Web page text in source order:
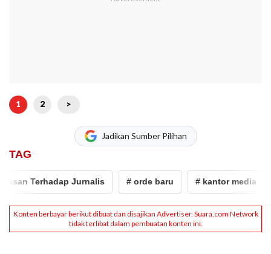
1 2 >
Jadikan Sumber Pilihan
TAG
Terhadap Jurnalis # orde baru # kantor media #